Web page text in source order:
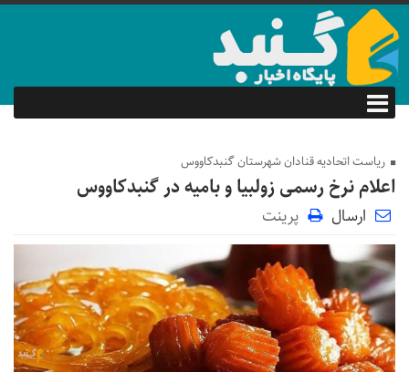
ریاست اتحادیه قنادان شهرستان گنبدکاووس
اعلام نرخ‌ رسمی زولبیا و بامیه در گنبدکاووس
ارسال پرینت